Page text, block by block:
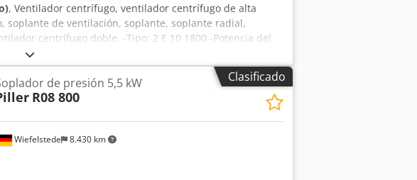
, Ventilador centrífugo, ventilador centrífugo de alta
soplante de ventilación, soplante, soplante radial,
centrífugo doble. -Tipo: 2 E 10 1800 -Potencia del
de entrada: Ø 160 mm -Conexión de salida: Ø 100
890/H1280 mm -Peso: 410 kg Crjdpsval Smofx Ab Rjf
Clasificado
Wiefelstede 8.430 km
de presión 5,5 kW
R08 800